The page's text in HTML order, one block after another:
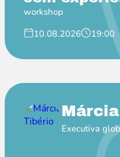
workshop
10.08.2026
19:00
Executiva